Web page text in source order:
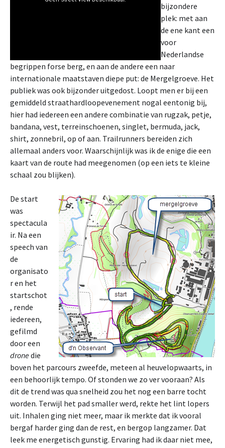
bijzondere
plek: met aan
de ene kant een
voor
Nederlandse
begrippen forse berg, en aan de andere een naar
internationale maatstaven diepe put: de Mergelgroeve. Het
publiek was ook bijzonder uitgedost. Loopt men er bij een
gemiddeld straathardloopevenement nogal eentonig bij,
hier had iedereen een andere combinatie van rugzak, petje,
bandana, vest, terreinschoenen, singlet, bermuda, jack,
shirt, zonnebril, op of aan. Trailrunners bereiden zich
allemaal anders voor. Waarschijnlijk was ik de enige die een
kaart van de route had meegenomen (op een iets te kleine
schaal zou blijken).
De start
was
spectacula
ir. Na een
speech van
de
organisato
r en het
startschot
, rende
iedereen,
gefilmd
door een
dronedie
boven het parcours zweefde, meteen al heuvelopwaarts, in
een behoorlijk tempo. Of stonden we zo ver vooraan? Als
dit de trend was qua snelheid zou het nog een barre tocht
worden. Terwijl het pad smaller werd, rekte het lint lopers
uit. Inhalen ging niet meer, maar ik merkte dat ik vooral
bergaf harder ging dan de rest, en bergop langzamer. Dat
leek me energetisch gunstig. Ervaring had ik daar niet mee,